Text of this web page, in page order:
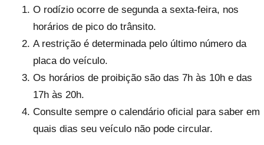
O rodízio ocorre de segunda a sexta-feira, nos
horários de pico do trânsito.
A restrição é determinada pelo último número da
placa do veículo.
Os horários de proibição são das 7h às 10h e das
17h às 20h.
Consulte sempre o calendário oficial para saber em
quais dias seu veículo não pode circular.